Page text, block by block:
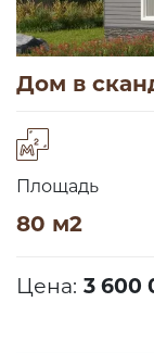
Дом в
Площадь
80 м2
Цена: 3 600